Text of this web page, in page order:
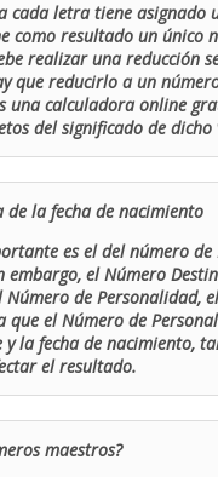
cada letra tiene asignado
como resultado un único
realizar una reducción
que reducirlo a un
una calculadora online
del significado de dicho
la fecha de nacimiento
es el del número
embargo, el Número
de Personalidad,
que el Número de
la fecha de nacimiento,
el resultado.
maestros?